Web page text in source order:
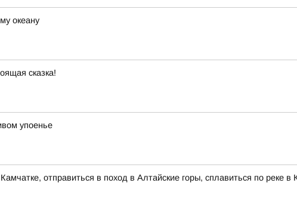
океану
сказка!
упоенье
отправиться в поход в Алтайские горы, сплавиться по